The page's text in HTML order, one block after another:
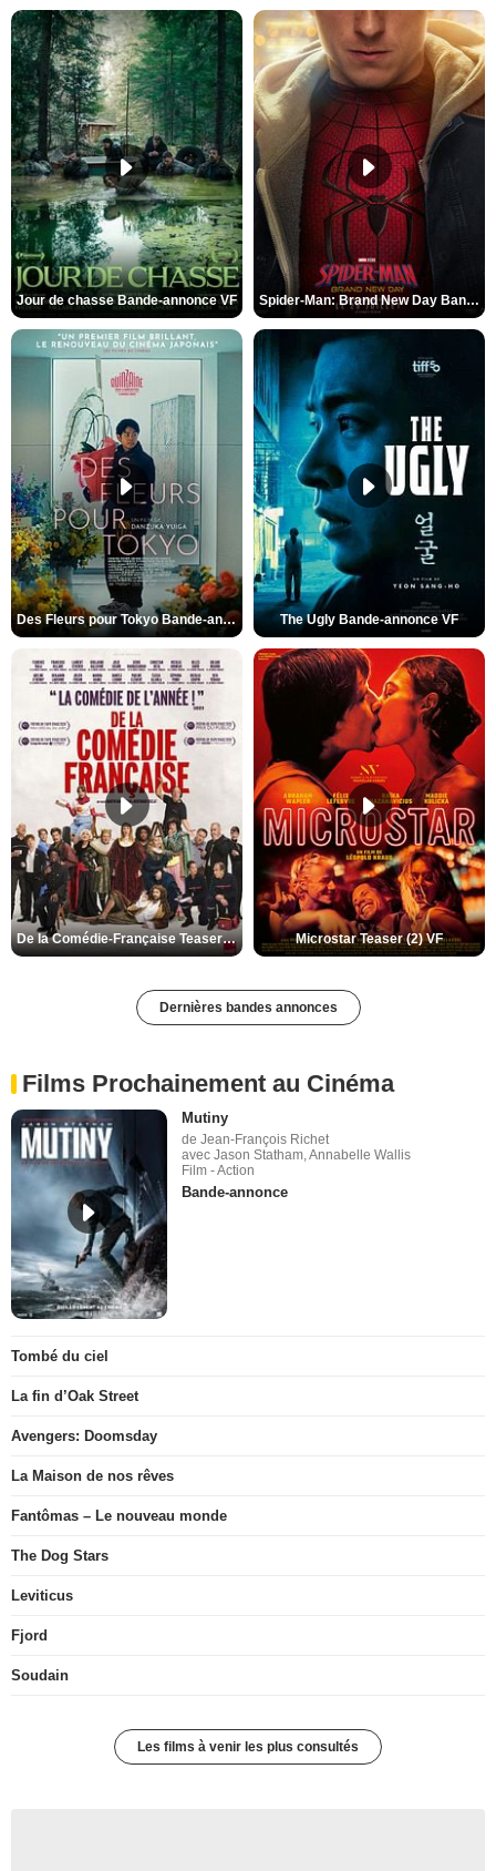
Jour de chasse Bande-annonce VF Spider-Man: Brand New Day Bande-annonce (3) VO STFR
Des Fleurs pour Tokyo Bande-annonce VO STFR The Ugly Bande-annonce VF
De la Comédie-Française Teaser (3) VF Microstar Teaser (2) VF
Dernières bandes annonces
Films Prochainement au Cinéma
Mutiny
de Jean-François Richet
avec Jason Statham, Annabelle Wallis
Film - Action
Bande-annonce
Tombé du ciel
La fin d’Oak Street
Avengers: Doomsday
La Maison de nos rêves
Fantômas – Le nouveau monde
The Dog Stars
Leviticus
Fjord
Soudain
Les films à venir les plus consultés